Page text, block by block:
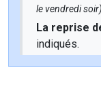
le vendredi soir)
La reprise
indiqués.